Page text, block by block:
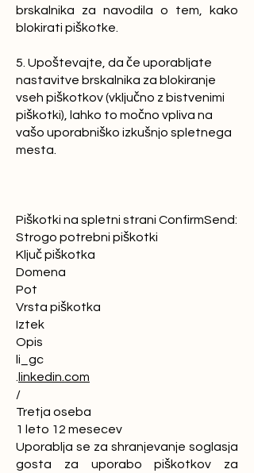
brskalnika za navodila o tem, kako
blokirati piškotke.
5. Upoštevajte, da če uporabljate
nastavitve brskalnika za blokiranje
vseh piškotkov (vključno z bistvenimi
piškotki), lahko to močno vpliva na
vašo uporabniško izkušnjo spletnega
mesta.
Piškotki na spletni strani ConfirmSend:
Strogo potrebni piškotki
Ključ piškotka
Domena
Pot
Vrsta piškotka
Iztek
Opis
li_gc
linkedin.com
/
Tretja oseba
1 leto 12 mesecev
Uporablja se za shranjevanje soglasja
gosta za uporabo piškotkov za